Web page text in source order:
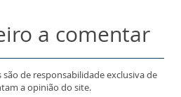
a comentar
de responsabilidade exclusiva de
a opinião do site.